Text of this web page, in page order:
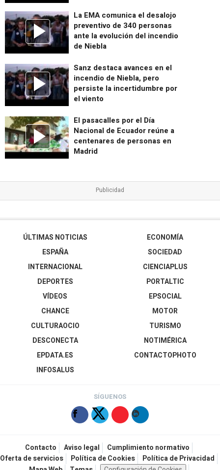
La EMA comunica el desalojo
preventivo de 340 personas
ante la evolución del incendio
de Niebla
Sanz destaca avances en el
incendio de Niebla, pero
persiste la incertidumbre por
el viento
El pasacalles por el Día
Nacional de Ecuador reúne a
centenares de personas en
Madrid
ÚLTIMAS NOTICIAS
ESPAÑA
INTERNACIONAL
DEPORTES
VÍDEOS
ECONOMÍA
SOCIEDAD
CIENCIAPLUS
PORTALTIC
EPSOCIAL
CHANCE
CULTURAOCIO
DESCONECTA
EPDATA.ES
INFOSALUS
MOTOR
TURISMO
NOTIMÉRICA
CONTACTOPHOTO
SÍGUENOS
Contacto Aviso legal
Cumplimiento normativo
Oferta de servicios
Política de Cookies
Política de Privacidad